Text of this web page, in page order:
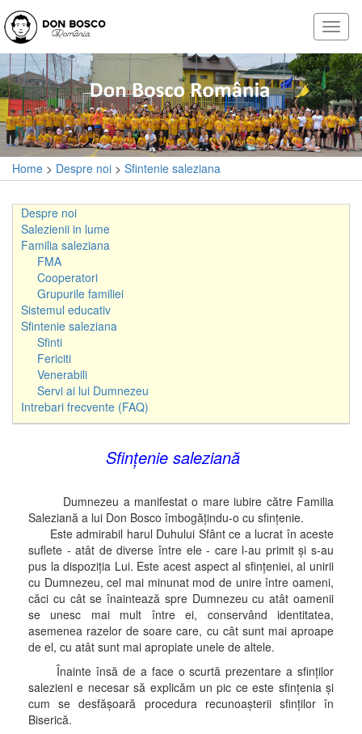
Home > Despre noi > Sfintenie saleziana
Despre noi
Salezienii in lume
Familia saleziana
FMA
Cooperatori
Grupurile familiei
Sistemul educativ
Sfintenie saleziana
Sfinti
Fericiti
Venerabili
Servi ai lui Dumnezeu
Intrebari frecvente (FAQ)
Sfinţenie saleziană
Dumnezeu a manifestat o mare iubire către Familia
Saleziană a lui Don Bosco îmbogăţindu-o cu sfinţenie.
Este admirabil harul Duhului Sfânt ce a lucrat în aceste
suflete - atât de diverse între ele - care l-au primit şi s-au
pus la dispoziţia Lui. Este acest aspect al sfinţeniei, al unirii
cu Dumnezeu, cel mai minunat mod de unire între oameni,
căci cu cât se înaintează spre Dumnezeu cu atât oamenii
se unesc mai mult între ei, conservând identitatea,
asemenea razelor de soare care, cu cât sunt mai aproape
de el, cu atât sunt mai apropiate unele de altele.
Înainte însă de a face o scurtă prezentare a sfinţilor
salezieni e necesar să explicăm un pic ce este sfinţenia şi
cum se desfăşoară procedura recunoaşterii sfinţilor în
Biserică.